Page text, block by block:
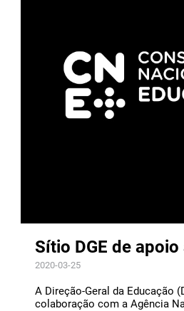
Sítio DGE de
2020-03-25
A Direção-Geral da Educação
colaboração com a Agência